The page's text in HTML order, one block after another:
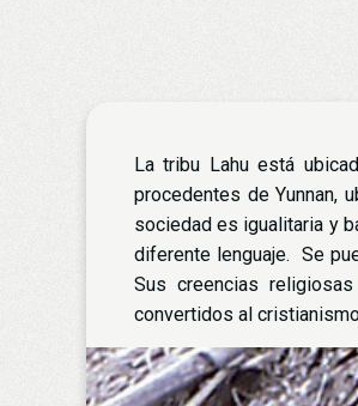
La tribu Lahu está
procedentes de Yunnan,
sociedad es igualitaria y
diferente lenguaje. Se
Sus creencias
convertidos al